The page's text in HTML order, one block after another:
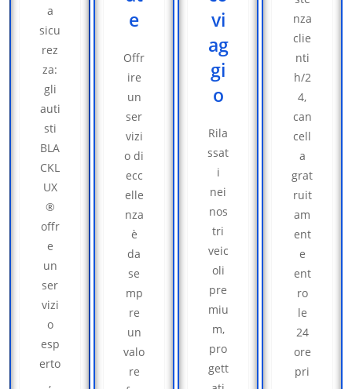
a
sicu
rez
za:
gli
auti
sti
BLA
CKL
UX
®
offr
e
un
ser
vizi
o
esp
erto
,
e
Offr
ire
un
ser
vizi
o di
ecc
elle
nza
è
da
se
mp
re
un
valo
re
vi
ag
gi
o
Rila
ssat
i
nei
nos
tri
veic
oli
pre
miu
m,
pro
gett
nza
clie
nti
h/2
4,
can
cell
a
grat
ruit
am
ent
e
ent
ro
le
24
ore
pri